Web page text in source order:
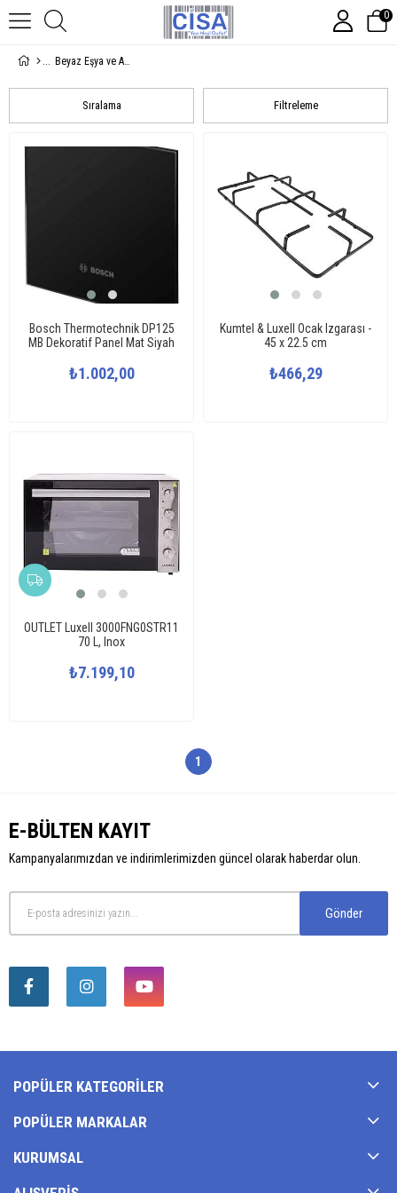
0
Beyaz Eşya ve Ankastre
Filtreleme
Sıralama
Bosch Thermotechnik DP125
MB Dekoratif Panel Mat Siyah
₺1.002,00
Kumtel & Luxell Ocak Izgarası -
45 x 22.5 cm
₺466,29
OUTLET Luxell 3000FNG0STR11
70 L, Inox
₺7.199,10
1
E-BÜLTEN KAYIT
Kampanyalarımızdan ve indirimlerimizden güncel olarak haberdar olun.
Gönder
POPÜLER KATEGORILER
POPÜLER MARKALAR
KURUMSAL